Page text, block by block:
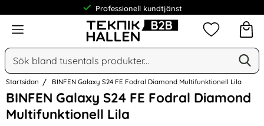
Professionell kundtjänst
Meny
Sök
Sök på Narse Group AB
Mina
Startsidan BINFEN Galaxy S24 FE Fodral Diamond Multifunktionell Lila
BINFEN Galaxy S24 FE Fodral Diamond
Multifunktionell Lila
Hoppa
över
Bilder